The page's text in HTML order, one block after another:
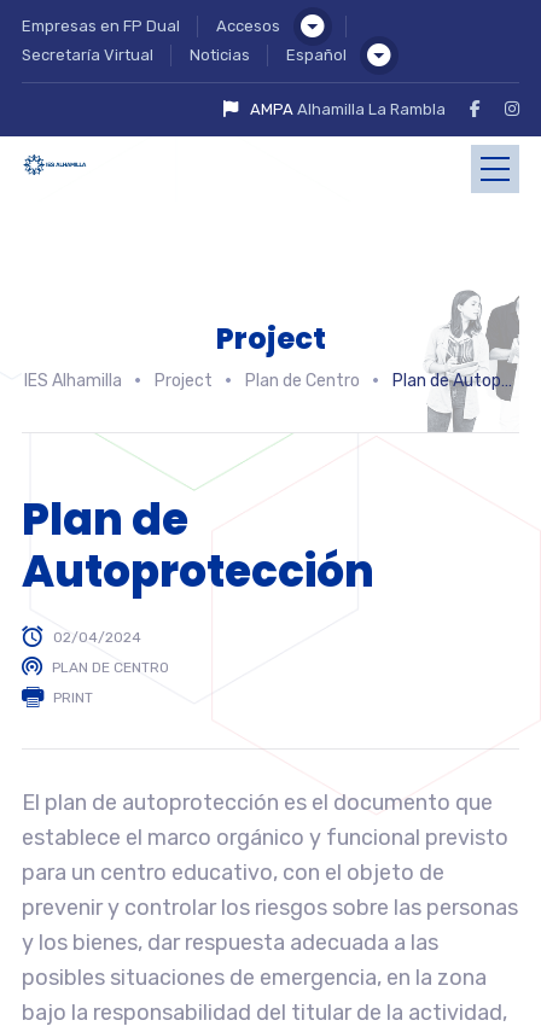
Empresas en FP Dual
Accesos
Secretaría Virtual
Noticias Español
AMPAAlhamilla La Rambla
Project
IES Alhamilla Project Plan de Centro Plan de Autoprotección
Plan de
Autoprotección
02/04/2024
PLAN DE CENTRO
PRINT
El plan de autoprotección es el documento que
establece el marco orgánico y funcional previsto
para un centro educativo, con el objeto de
prevenir y controlar los riesgos sobre las personas
y los bienes, dar respuesta adecuada a las
posibles situaciones de emergencia, en la zona
bajo la responsabilidad del titular de la actividad,